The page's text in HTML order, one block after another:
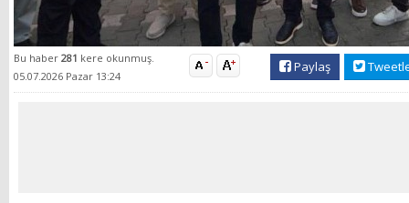
Bu haber 281 kere okunmuş.
05.07.2026 Pazar 13:24
Paylaş